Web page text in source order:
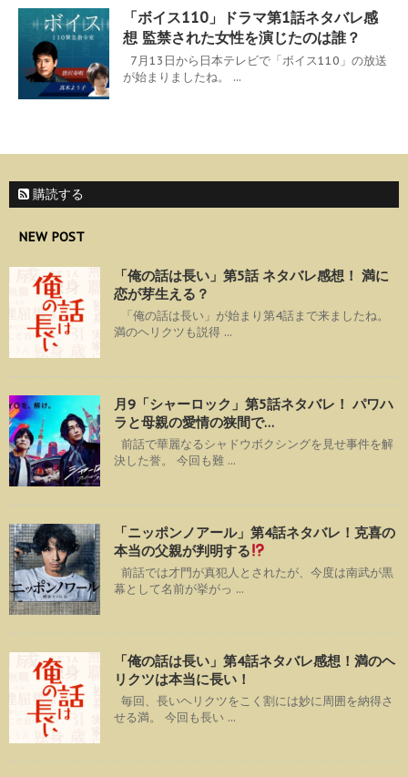
「ボイス110」ドラマ第1話ネタバレ感
想 監禁された女性を演じたのは誰？
7月13日から日本テレビで「ボイス110」の放送
が始まりましたね。 ...
購読する
NEW POST
「俺の話は長い」第5話 ネタバレ感想！ 満に
恋が芽生える？
「俺の話は長い」が始まり第4話まで来ましたね。
満のヘリクツも説得 ...
月9「シャーロック」第5話ネタバレ！ パワハ
ラと母親の愛情の狭間で…
前話で華麗なるシャドウボクシングを見せ事件を解
決した誉。 今回も難 ...
「ニッポンノアール」第4話ネタバレ！克喜の
本当の父親が判明する
前話では才門が真犯人とされたが、今度は南武が黒
幕として名前が挙がっ ...
「俺の話は長い」第4話ネタバレ感想！満のヘ
リクツは本当に長い！
毎回、長いヘリクツをこく割には妙に周囲を納得さ
せる満。 今回も長い ...